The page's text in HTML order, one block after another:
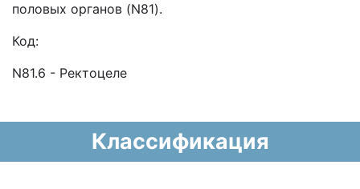
половых органов (N81).
Код:
N81.6 - Ректоцеле
Классификация